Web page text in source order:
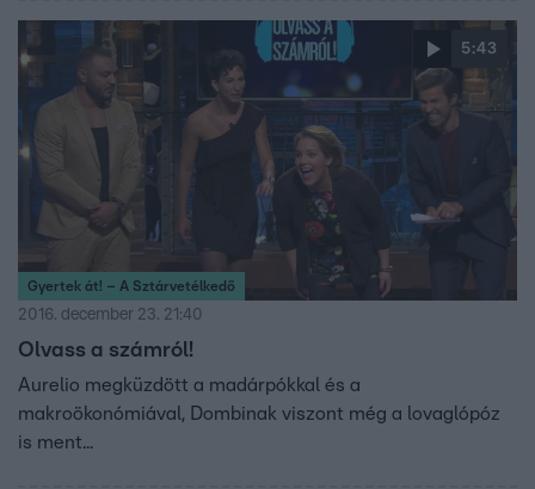
5:43
Gyertek át! – A Sztárvetélkedő
2016. december 23. 21:40
Olvass a számról!
Aurelio megküzdött a madárpókkal és a
makroökonómiával, Dombinak viszont még a lovaglópóz
is ment...